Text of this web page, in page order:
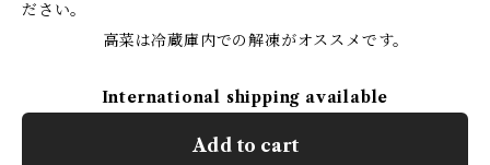
ださい。
高菜は冷蔵庫内での解凍がオススメです。
International shipping available
Add to cart